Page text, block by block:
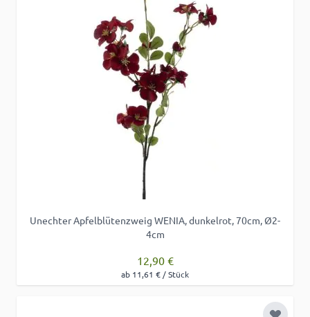
Unechter Apfelblütenzweig WENIA, dunkelrot, 70cm, Ø2-
4cm
12,90 €
ab 11,61 € / Stück